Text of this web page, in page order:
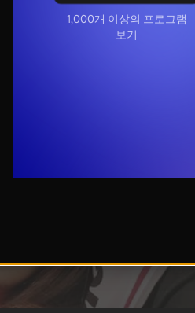
1,000개 이상의 프로그램
보기